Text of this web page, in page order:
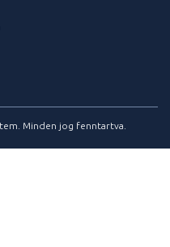
Minden jog fenntartva.